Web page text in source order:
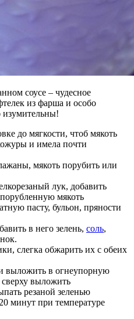
соусе – чудесное
из фарша и особо
изумительны!
до мягкости, чтоб мякоть
и имела почти
мякоть порубить или
лук, добавить
мякоть
пасту, бульон, пряности
в него зелень, соль,
слегка обжарить их с обеих
выложить в огнеупорную
выложить
резаной зеленью
минут при температуре